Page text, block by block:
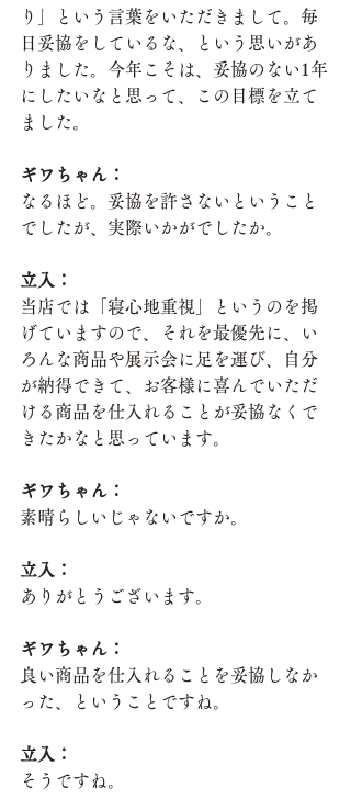
り」という言葉をいただきまして。毎
日妥協をしているな、という思いがあ
りました。今年こそは、妥協のない1年
にしたいなと思って、この目標を立て
ました。
ギワちゃん：
なるほど。妥協を許さないということ
でしたが、実際いかがでしたか。
立入：
当店では「寝心地重視」というのを掲
げていますので、それを最優先に、い
ろんな商品や展示会に足を運び、自分
が納得できて、お客様に喜んでいただ
ける商品を仕入れることが妥協なくで
きたかなと思っています。
ギワちゃん：
素晴らしいじゃないですか。
立入：
ありがとうございます。
ギワちゃん：
良い商品を仕入れることを妥協しなか
った、ということですね。
立入：
そうですね。